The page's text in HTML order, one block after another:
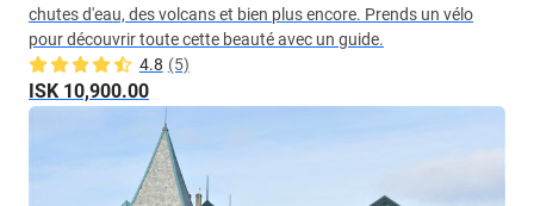
chutes d'eau, des volcans et bien plus encore. Prends un vélo
pour découvrir toute cette beauté avec un guide.
4.8 (5)
ISK 10,900.00